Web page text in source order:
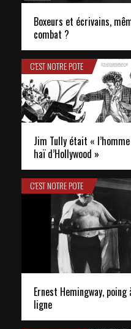
Boxeurs et écrivains,
combat ?
C'EST NOTRE POTE
Jim Tully était «
haï d’Hollywood »
C'EST NOTRE POTE
Ernest Hemingway, poing
ligne